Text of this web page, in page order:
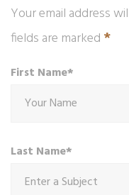
Your email address
fields are marked *
First Name*
Last Name*